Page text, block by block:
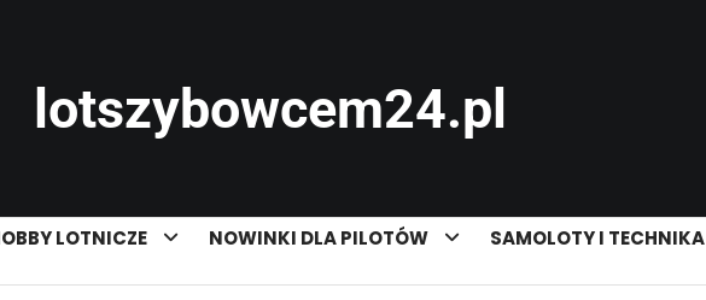
lotszybowcem24.pl
LOTNICZE NOWINKI DLA PILOTÓW SAMOLOTY I TECHNIKA